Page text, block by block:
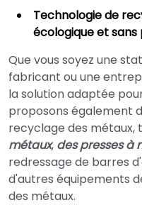
Technologie de
écologique et sans
Que vous soyez une
fabricant ou une
la solution adaptée
proposons également
recyclage des métaux,
métaux, des presses à
redressage de barres
d'autres équipements
des métaux.